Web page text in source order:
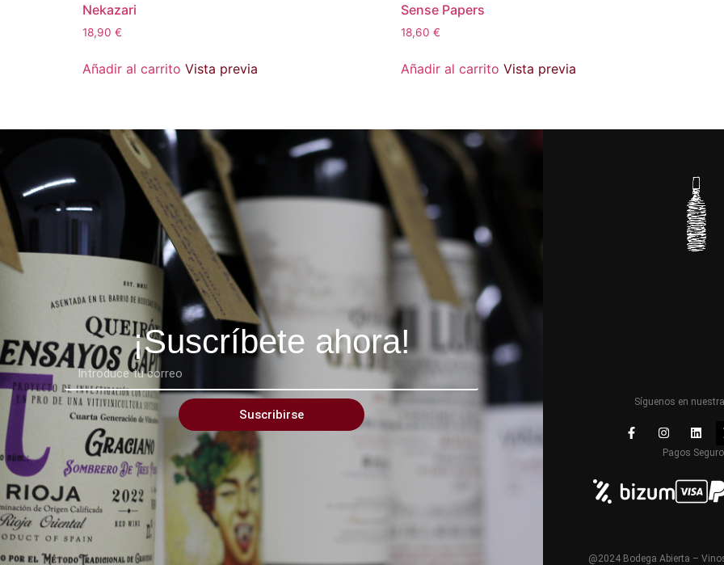
Nekazari
18,90 €
Añadir al carrito Vista previa
Sense Papers
18,60 €
Añadir al carrito Vista previa
¡Suscríbete ahora!
Suscribirse
Síguenos en
Pagos
@2024 Bodega Abierta –